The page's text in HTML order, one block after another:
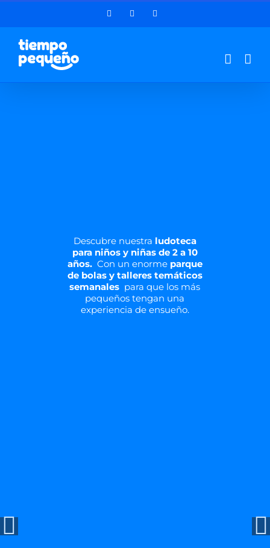
Saltar
contenido
FacebookInstagram
Descubre nuestra ludoteca
para niños y niñas de 2 a 10
años. Con un enorme parque
de bolas y talleres temáticos
semanales para que los más
pequeños tengan una
experiencia de ensueño.